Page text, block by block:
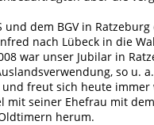
dem BGV in
nach Lübeck in die
war unser Jubilar in
so u.
freut sich heute
seiner Ehefrau mit
herum.